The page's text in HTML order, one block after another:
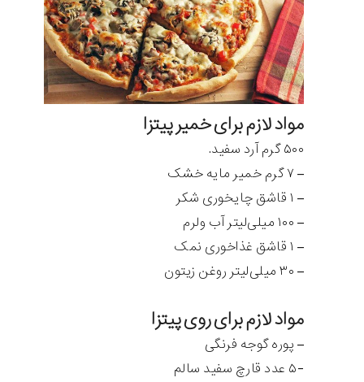
مواد لازم برای خمیر پیتزا
۵۰۰ گرم آرد سفید.
– ۷ گرم خمیر مایه خشک
– ۱ قاشق چایخوری شکر
– ۱۰۰ میلی‌لیتر آب ولرم
– ۱ قاشق غذاخوری نمک
– ۳۰ میلی‌لیتر روغن زیتون
مواد لازم برای روی پیتزا
– پوره گوجه فرنگی
-۵ عدد قارچ سفید سالم